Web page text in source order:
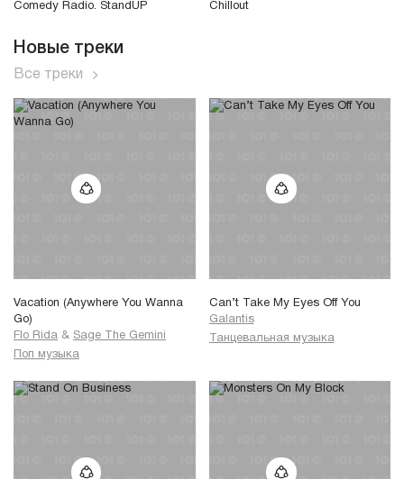
Comedy Radio. StandUP Chillout
Новые треки
Все треки
Vacation (Anywhere You Wanna
Go)
Flo Rida & Sage The Gemini
Поп музыка
Can’t Take My Eyes Off You
Galantis
Танцевальная музыка